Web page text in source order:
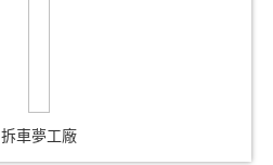
拆車夢工廠